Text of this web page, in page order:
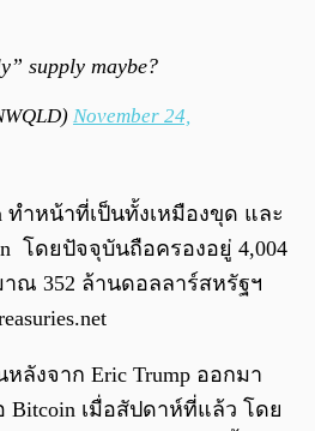
supply maybe?
November 24,
ทำหน้าที่เป็นทั้งเหมืองขุด และ
โดยปัจจุบันถือครองอยู่ 4,004
ณ 352 ล้านดอลลาร์สหรัฐฯ
ลังจาก Eric Trump ออกมา
Bitcoin เมื่อสัปดาห์ที่แล้ว โดย